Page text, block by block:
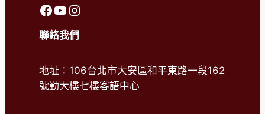
前往客語中心FaceBook 前往客語中心Youtube 前往客語中心Instagram
聯絡我們
地址：106台北市大安區和平東路一段162
號勤大樓七樓客語中心